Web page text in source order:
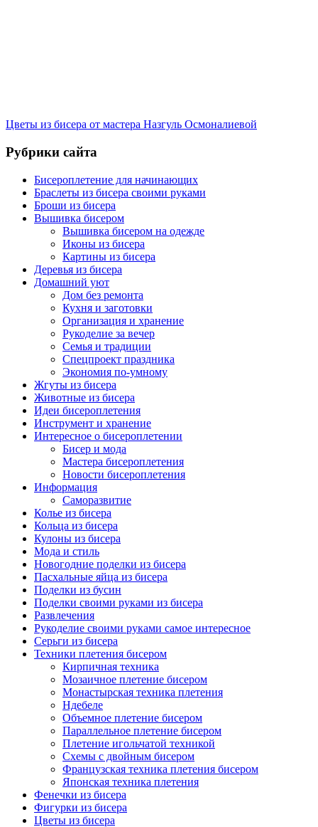
Цветы из бисера от мастера Назгуль Осмоналиевой
Рубрики сайта
Бисероплетение для начинающих
Браслеты из бисера своими руками
Броши из бисера
Вышивка бисером
Вышивка бисером на одежде
Иконы из бисера
Картины из бисера
Деревья из бисера
Домашний уют
Дом без ремонта
Кухня и заготовки
Организация и хранение
Рукоделие за вечер
Семья и традиции
Спецпроект праздника
Экономия по-умному
Жгуты из бисера
Животные из бисера
Идеи бисероплетения
Инструмент и хранение
Интересное о бисероплетении
Бисер и мода
Мастера бисероплетения
Новости бисероплетения
Информация
Саморазвитие
Колье из бисера
Кольца из бисера
Кулоны из бисера
Мода и стиль
Новогодние поделки из бисера
Пасхальные яйца из бисера
Поделки из бусин
Поделки своими руками из бисера
Развлечения
Рукоделие своими руками самое интересное
Серьги из бисера
Техники плетения бисером
Кирпичная техника
Мозаичное плетение бисером
Монастырская техника плетения
Ндебеле
Объемное плетение бисером
Параллельное плетение бисером
Плетение игольчатой техникой
Схемы с двойным бисером
Французская техника плетения бисером
Японская техника плетения
Фенечки из бисера
Фигурки из бисера
Цветы из бисера